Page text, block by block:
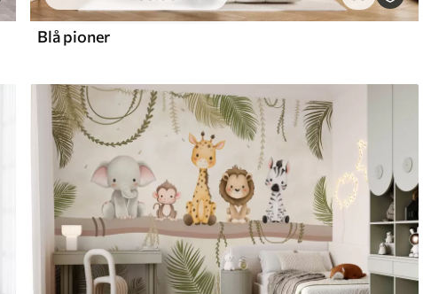
900 .00540.00Kr/m²
Blå pioner